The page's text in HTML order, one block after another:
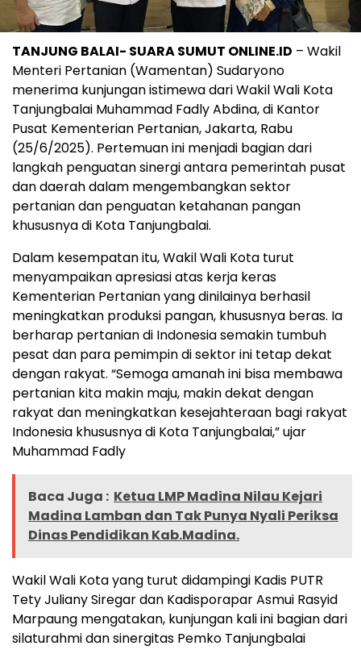
TANJUNG BALAI- SUARA SUMUT ONLINE.ID – Wakil
Menteri Pertanian (Wamentan) Sudaryono
menerima kunjungan istimewa dari Wakil Wali Kota
Tanjungbalai Muhammad Fadly Abdina, di Kantor
Pusat Kementerian Pertanian, Jakarta, Rabu
(25/6/2025). Pertemuan ini menjadi bagian dari
langkah penguatan sinergi antara pemerintah pusat
dan daerah dalam mengembangkan sektor
pertanian dan penguatan ketahanan pangan
khususnya di Kota Tanjungbalai.
Dalam kesempatan itu, Wakil Wali Kota turut
menyampaikan apresiasi atas kerja keras
Kementerian Pertanian yang dinilainya berhasil
meningkatkan produksi pangan, khususnya beras. Ia
berharap pertanian di Indonesia semakin tumbuh
pesat dan para pemimpin di sektor ini tetap dekat
dengan rakyat. “Semoga amanah ini bisa membawa
pertanian kita makin maju, makin dekat dengan
rakyat dan meningkatkan kesejahteraan bagi rakyat
Indonesia khususnya di Kota Tanjungbalai,” ujar
Muhammad Fadly
Baca Juga : Ketua LMP Madina Nilau Kejari
Madina Lamban dan Tak Punya Nyali Periksa
Dinas Pendidikan Kab.Madina.
Wakil Wali Kota yang turut didampingi Kadis PUTR
Tety Juliany Siregar dan Kadisporapar Asmui Rasyid
Marpaung mengatakan, kunjungan kali ini bagian dari
silaturahmi dan sinergitas Pemko Tanjungbalai